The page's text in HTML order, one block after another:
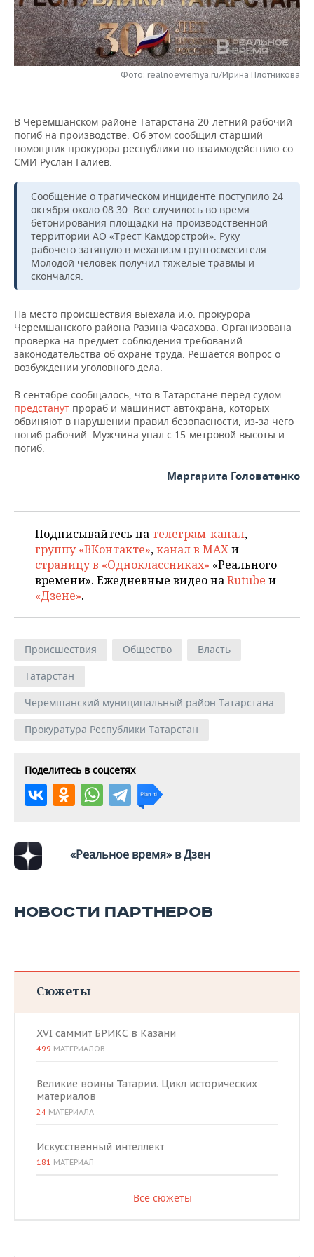
НЕФТЕХИМИЯ
НЕФТЬ
ОПК
РОЗНИЧНАЯ ТОРГОВЛЯ
ТРАНСПОРТ
НОВОСТИ ТЕХНОЛОГИЙ
IT
ТЕЛЕКОММУНИКАЦИИ
МЕРОПРИЯТИЯ
НОВОСТИ МЕРОПРИЯТИЙ
БИЗНЕС-БРАНЧИ
ONLINE-КОНФЕРЕНЦИИ
СПОРТ
ФУТБОЛ
ХОККЕЙ
ВОЛЕЙБОЛ
КИБЕРСПОРТ
ФИГУРНОЕ КАТАНИЕ
ВОДНЫЕ ВИДЫ СПОРТА
ХОККЕЙ С МЯЧОМ
НОВОСТИ ОБЩЕСТВА
ВЛАСТЬ
ИСТОРИЯ
КУЛЬТУРА
МЕДИЦИНА
ОБРАЗОВАНИЕ
ПРОИСШЕСТВИЯ
ФОТОГАЛЕРЕЯ
СЮЖЕТЫ
СПРАВОЧНИК
СПИСОК ПЕРСОН
СПИСОК КОМПАНИЙ
ПОЛНАЯ ВЕРСИЯ
Фото: realnoevremya.ru/Ирина Плотникова
В Черемшанском районе Татарстана 20-летний рабочий
погиб на производстве. Об этом сообщил старший
помощник прокурора республики по взаимодействию со
СМИ Руслан Галиев.
Сообщение о трагическом инциденте поступило 24
октября около 08.30. Все случилось во время
бетонирования площадки на производственной
территории АО «Трест Камдорстрой». Руку
рабочего затянуло в механизм грунтосмесителя.
Молодой человек получил тяжелые травмы и
скончался.
На место происшествия выехала и.о. прокурора
Черемшанского района Разина Фасахова. Организована
проверка на предмет соблюдения требований
законодательства об охране труда. Решается вопрос о
возбуждении уголовного дела.
В сентябре сообщалось, что в Татарстане перед судом
предстанут прораб и машинист автокрана, которых
обвиняют в нарушении правил безопасности, из-за чего
погиб рабочий. Мужчина упал с 15-метровой высоты и
погиб.
Маргарита Головатенко
Подписывайтесь на телеграм-канал,
группу «ВКонтакте»,канал в MAXи
страницу в «Одноклассниках» «Реального
времени». Ежедневные видео наRutube и
«Дзене».
Происшествия Общество
Власть
Татарстан
Черемшанский муниципальный район Татарстана
Прокуратура Республики Татарстан
Поделитесь в соцсетях
«Реальное время» в Дзен
НОВОСТИ ПАРТНЕРОВ
Сюжеты
XVI саммит БРИКС в Казани
499 МАТЕРИАЛОВ
Великие воины Татарии. Цикл исторических
материалов
24 МАТЕРИАЛА
Искусственный интеллект
181 МАТЕРИАЛ
Все сюжеты